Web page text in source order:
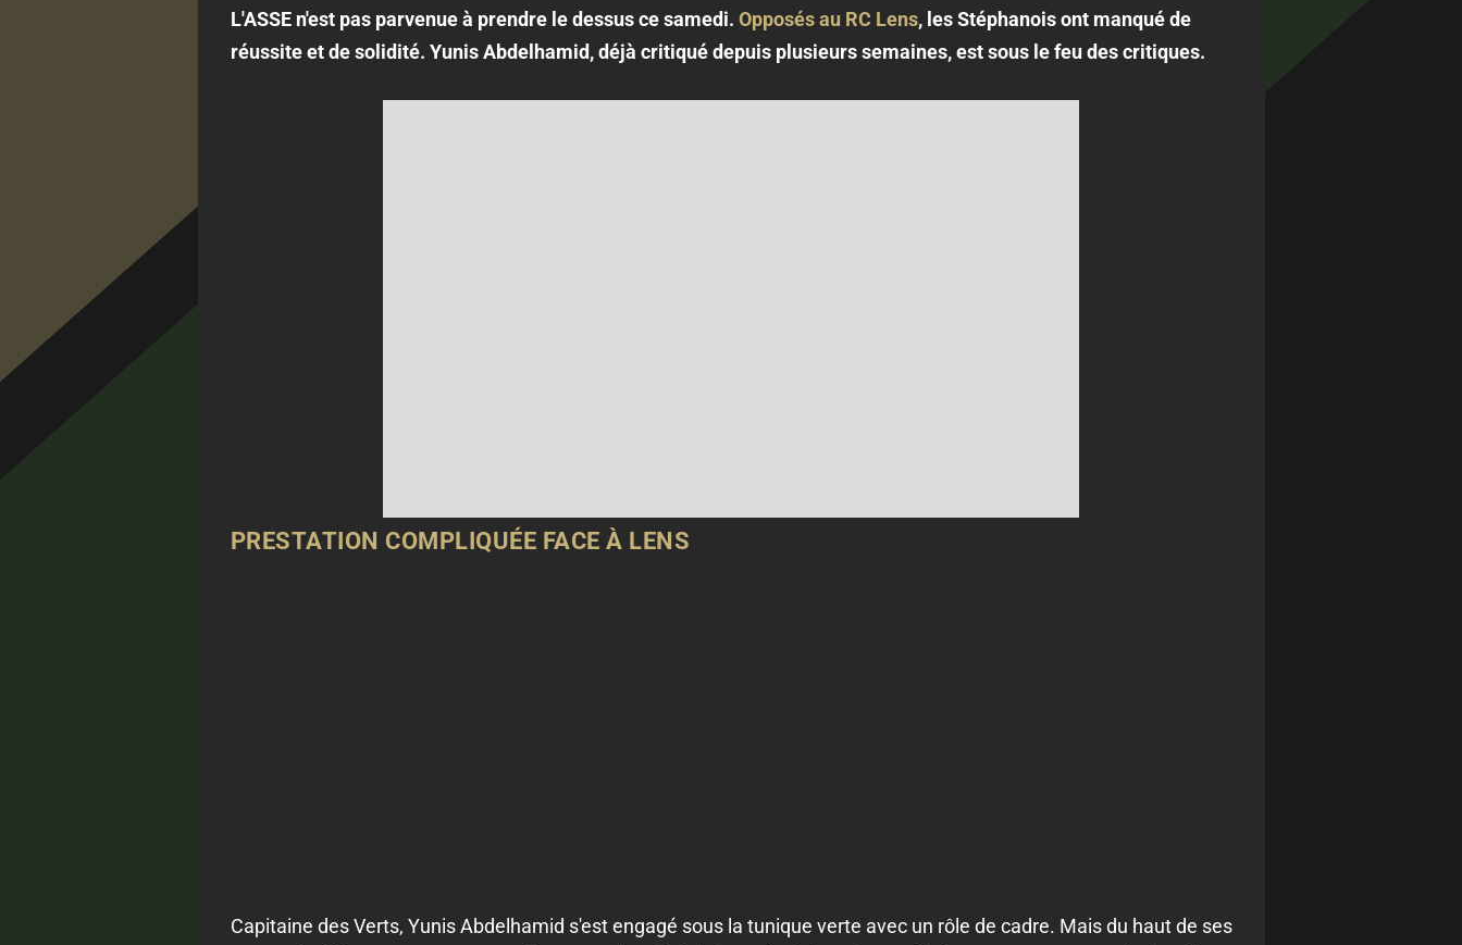
L'ASSE n'est pas parvenue à prendre le dessus ce samedi. Opposés au RC Lens, les Stéphanois ont manqué de
réussite et de solidité. Yunis Abdelhamid, déjà critiqué depuis plusieurs semaines, est sous le feu des critiques.
PRESTATION COMPLIQUÉE FACE À LENS
Capitaine des Verts, Yunis Abdelhamid s'est engagé sous la tunique verte avec un rôle de cadre. Mais du haut de ses